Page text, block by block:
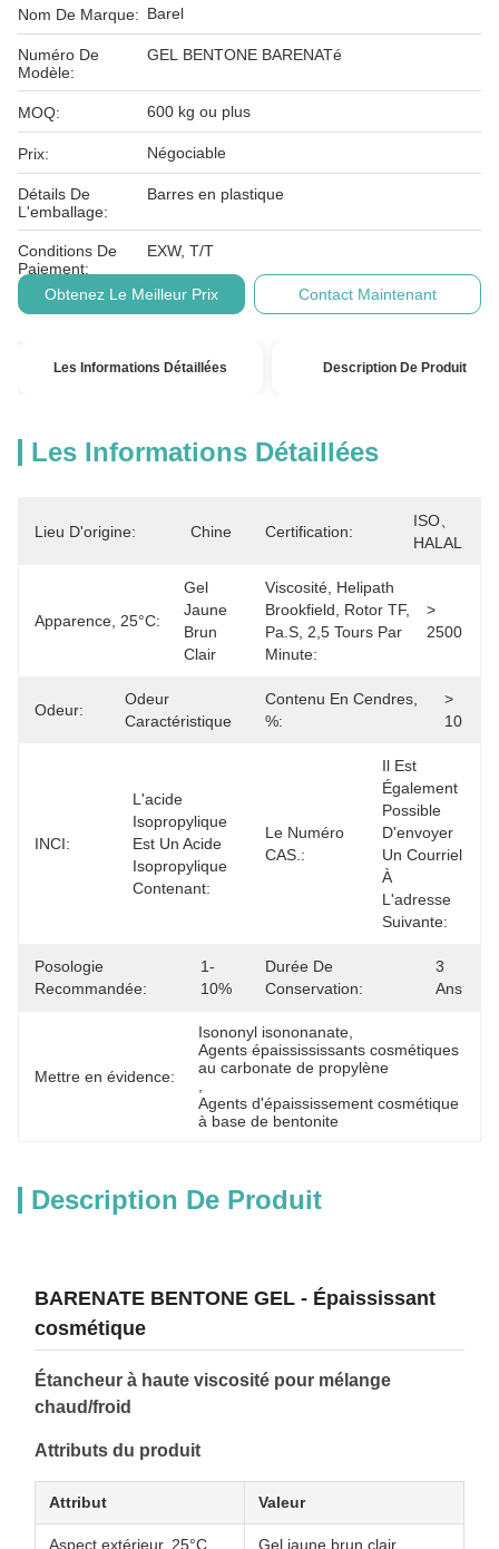
Nom De Marque: Barel
Numéro De
Modèle:
GEL BENTONE BARENATé
MOQ: 600 kg ou plus
Prix: Négociable
Détails De
L'emballage:
Barres en plastique
Conditions De
Paiement:
EXW, T/T
Obtenez Le Meilleur Prix Contact Maintenant
Les Informations Détaillées Description De Produit
Les Informations Détaillées
Lieu D'origine: Chine Certification:
ISO、
HALAL
Apparence, 25°C:
Gel
Jaune
Brun
Clair
Viscosité, Helipath
Brookfield, Rotor TF,
Pa.s, 2,5 Tours Par
Minute:
>
2500
Odeur:
Odeur
Caractéristique
Contenu En Cendres,
%:
>
10
INCI:
L'acide
Isopropylique
Est Un Acide
Isopropylique
Contenant:
Le Numéro
CAS.:
Il Est
Également
Possible
D'envoyer
Un Courriel
À
L'adresse
Suivante:
Posologie
Recommandée:
1-
10%
Durée De
Conservation:
3
Ans
Mettre en évidence:
Isononyl isononanate
Agents épaissississants cosmétiques
au carbonate de propylène
Agents d'épaississement cosmétique
à base de bentonite
Description De Produit
BARENATE BENTONE GEL - Épaississant
cosmétique
Étancheur à haute viscosité pour mélange
chaud/froid
Attributs du produit
Attribut Valeur
Aspect extérieur, 25°C Gel jaune brun clair